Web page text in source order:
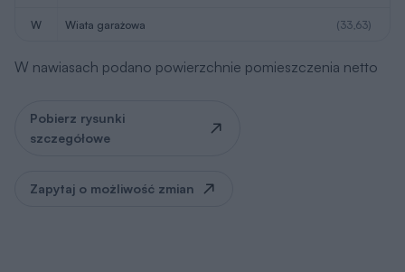
W wiata garażowa (33,63)
W nawiasach podano powierzchnie pomieszczenia netto
Pobierz rysunki
szczegółowe
Zapytaj o możliwość zmian